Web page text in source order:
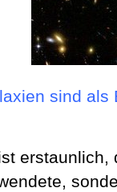
sind als
erstaunlich,